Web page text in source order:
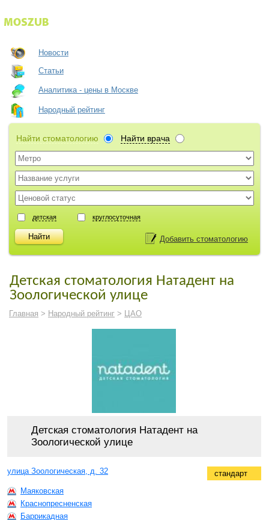
Новости
Статьи
Аналитика - цены в Москве
Народный рейтинг
Найти стоматологию Найти врача
детская круглосуточная
Добавить стоматологию
Детская стоматология Натадент на
Зоологической улице
Главная > Народный рейтинг > ЦАО
Детская стоматология Натадент на
Зоологической улице
стандарт
улица Зоологическая, д. 32
Маяковская
Краснопресненская
Баррикадная